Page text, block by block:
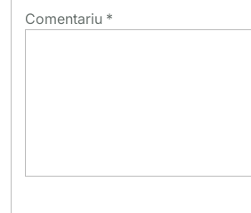
Comentariu *